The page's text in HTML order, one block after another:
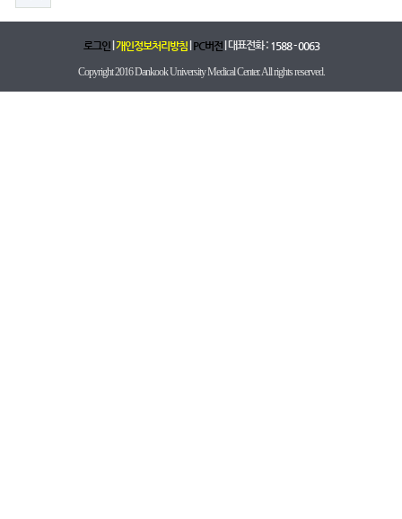
로그인|개인정보처리방침|PC버전| 대표전화 : 1588 - 0063
Copyright 2016 Dankook University Medical Center. All rights reserved.